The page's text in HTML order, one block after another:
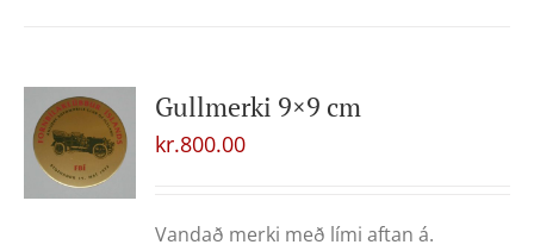
Gullmerki 9×9 cm
kr.800.00
Vandað merki með lími aftan á.